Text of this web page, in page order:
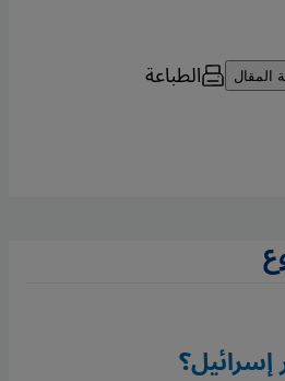
المقال الطباعة